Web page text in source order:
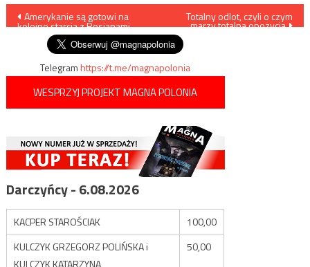
Nawigacja
wpisu
Amerykanie są gotowi na
kolejne starcia z Rosjanami
Totalny odlot, czyli o czym
marzy totalna opozycja
Telegramhttps://t.me/magnapolonia
WESPRZYJ PROJEKT MAGNA POLONIA
Darczyńcy - 6.08.2026
KACPER STAROŚCIAK
100,00
KULCZYK GRZEGORZ POLIŃSKA i
KULCZYK KATARZYNA
50,00